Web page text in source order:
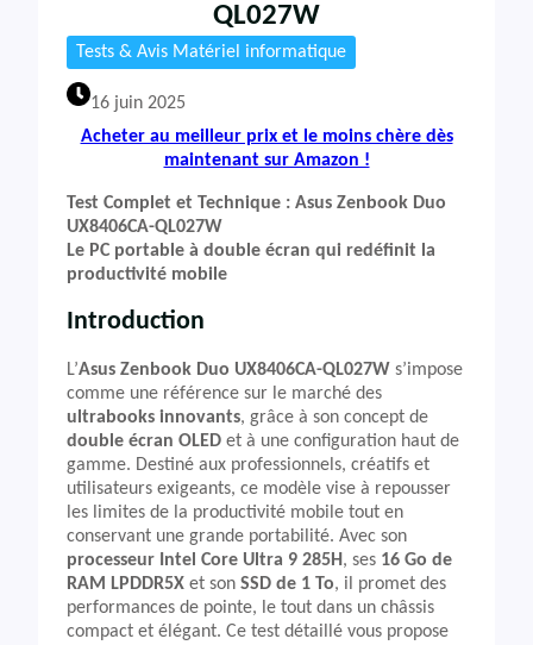
QL027W
Tests & Avis Matériel informatique
16 juin 2025
Acheter au meilleur prix et le moins chère dès
maintenant sur Amazon !
Test Complet et Technique : Asus Zenbook Duo
UX8406CA-QL027W
Le PC portable à double écran qui redéfinit la
productivité mobile
Introduction
L’Asus Zenbook Duo UX8406CA-QL027W s’impose
comme une référence sur le marché des
ultrabooks innovants, grâce à son concept de
double écran OLED et à une configuration haut de
gamme. Destiné aux professionnels, créatifs et
utilisateurs exigeants, ce modèle vise à repousser
les limites de la productivité mobile tout en
conservant une grande portabilité. Avec son
processeur Intel Core Ultra 9 285H , ses 16 Go de
RAM LPDDR5X et son SSD de 1 To, il promet des
performances de pointe, le tout dans un châssis
compact et élégant. Ce test détaillé vous propose